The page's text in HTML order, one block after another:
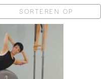
SORTEREN OP